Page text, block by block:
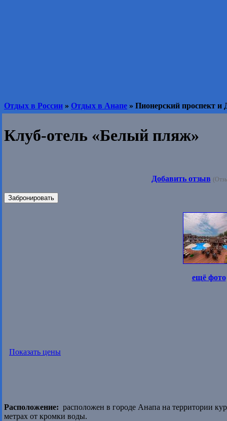
Отдых в России » Отдых в Анапе » Пионерский проспект и
Клуб-отель «Белый пляж»
Добавить отзыв
Забронировать
ещё фото
Показать цены
Расположение: расположен в городе Анапа на территории
метрах от кромки воды.